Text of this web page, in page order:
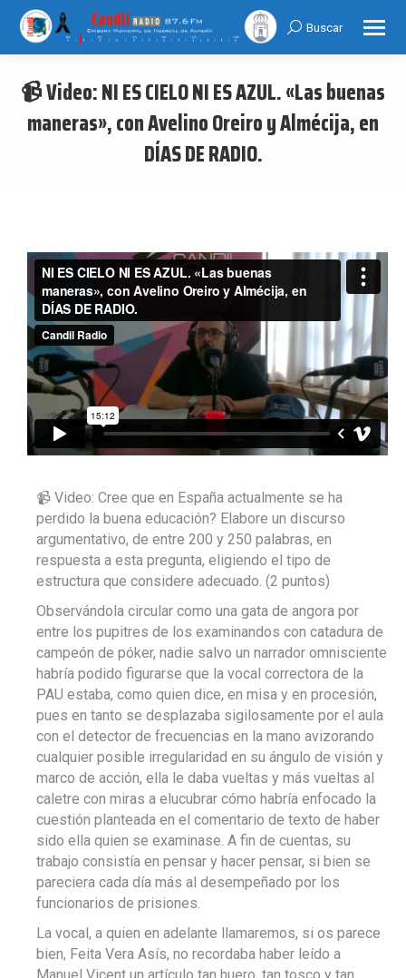
Search:
Buscar
📹 Video: NI ES CIELO NI ES AZUL. «Las buenas
maneras», con Avelino Oreiro y Almécija, en
DÍAS DE RADIO.
📹 Video: Cree que en España actualmente se ha
perdido la buena educación? Elabore un discurso
argumentativo, de entre 200 y 250 palabras, en
respuesta a esta pregunta, eligiendo el tipo de
estructura que considere adecuado. (2 puntos)
Observándola circular como una gata de angora por
entre los pupitres de los examinandos con catadura de
campeón de póker, nadie salvo un narrador omnisciente
habría podido figurarse que la vocal correctora de la
PAU estaba, como quien dice, en misa y en procesión,
pues en tanto se desplazaba sigilosamente por el aula
con el detector de frecuencias en la mano avizorando
cualquier posible irregularidad en su ángulo de visión y
marco de acción, ella le daba vueltas y más vueltas al
caletre con miras a elucubrar cómo habría enfocado la
cuestión planteada en el comentario de texto de haber
sido ella quien se examinase. A fin de cuentas, su
trabajo consistía en pensar y hacer pensar, si bien se
pareciera cada día más al desempeñado por los
funcionarios de prisiones.
La vocal, a quien en adelante llamaremos, si os parece
bien, Feita Vera Asís, no recordaba haber leído a